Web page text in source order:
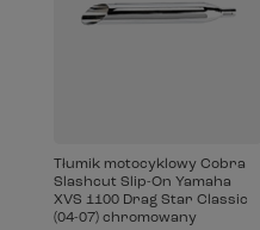
Tłumik motocyklowy Cobra
Slashcut Slip-On Yamaha
XVS 1100 Drag Star Classic
(04-07) chromowany